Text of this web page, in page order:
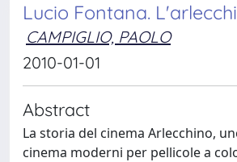
Lucio Fontana.
CAMPIGLIO, PAOLO
2010-01-01
Abstract
La storia del cinema Arlecchino,
cinema moderni per pellicole a